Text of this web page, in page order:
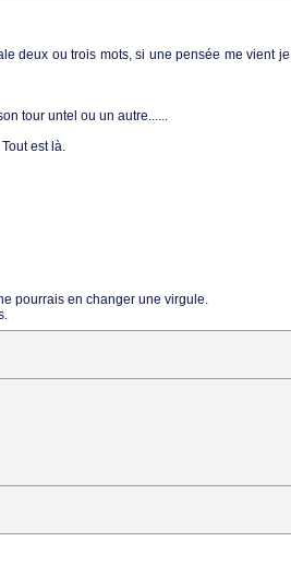
deux ou trois mots, si une pensée me vient je
tour untel ou un autre......
est là.
pourrais en changer une virgule.